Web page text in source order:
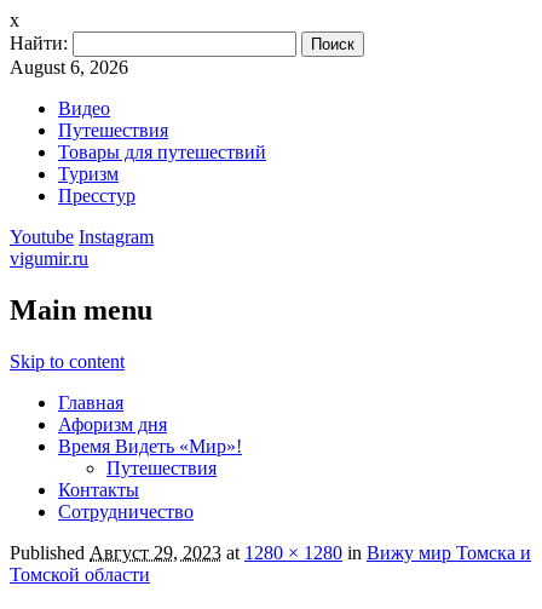
x
Найти:
August 6, 2026
Видео
Путешествия
Товары для путешествий
Туризм
Пресстур
Youtube Instagram
vigumir.ru
Main menu
Skip to content
Главная
Афоризм дня
Время Видеть «Мир»!
Путешествия
Контакты
Сотрудничество
Published Август 29, 2023 at 1280 × 1280 in Вижу мир Томска и
Томской области